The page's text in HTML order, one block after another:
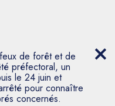
de forêt et de
préfectoral, un
le 24 juin et
pour connaître
concernés.